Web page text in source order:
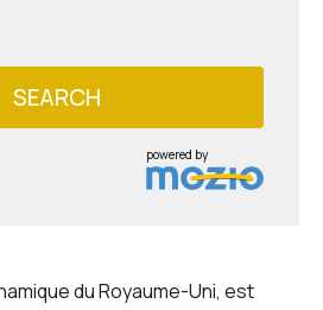
SEARCH
powered by
du Royaume-Uni, est